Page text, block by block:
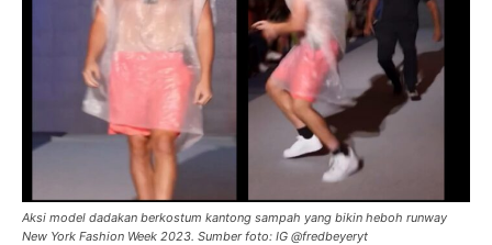
Aksi model dadakan berkostum kantong sampah yang bikin heboh runway
New York Fashion Week 2023. Sumber foto: IG @fredbeyeryt